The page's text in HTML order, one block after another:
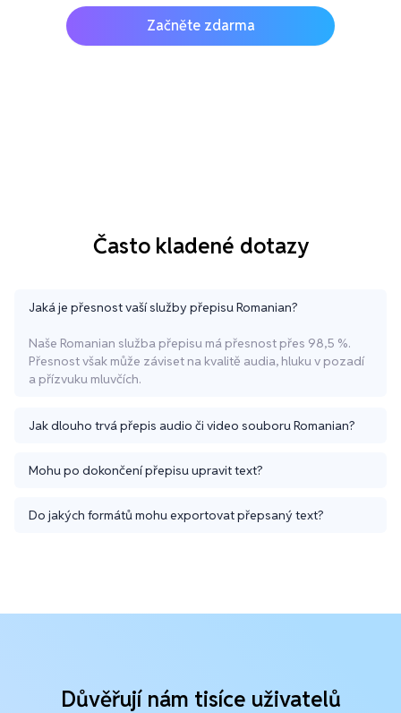
Začněte zdarma
Často kladené dotazy
Jaká je přesnost vaší služby přepisu Romanian?
Naše Romanian služba přepisu má přesnost přes 98,5 %.
Přesnost však může záviset na kvalitě audia, hluku v pozadí
a přízvuku mluvčích.
Jak dlouho trvá přepis audio či video souboru Romanian?
Mohu po dokončení přepisu upravit text?
Do jakých formátů mohu exportovat přepsaný text?
Důvěřují nám tisíce uživatelů